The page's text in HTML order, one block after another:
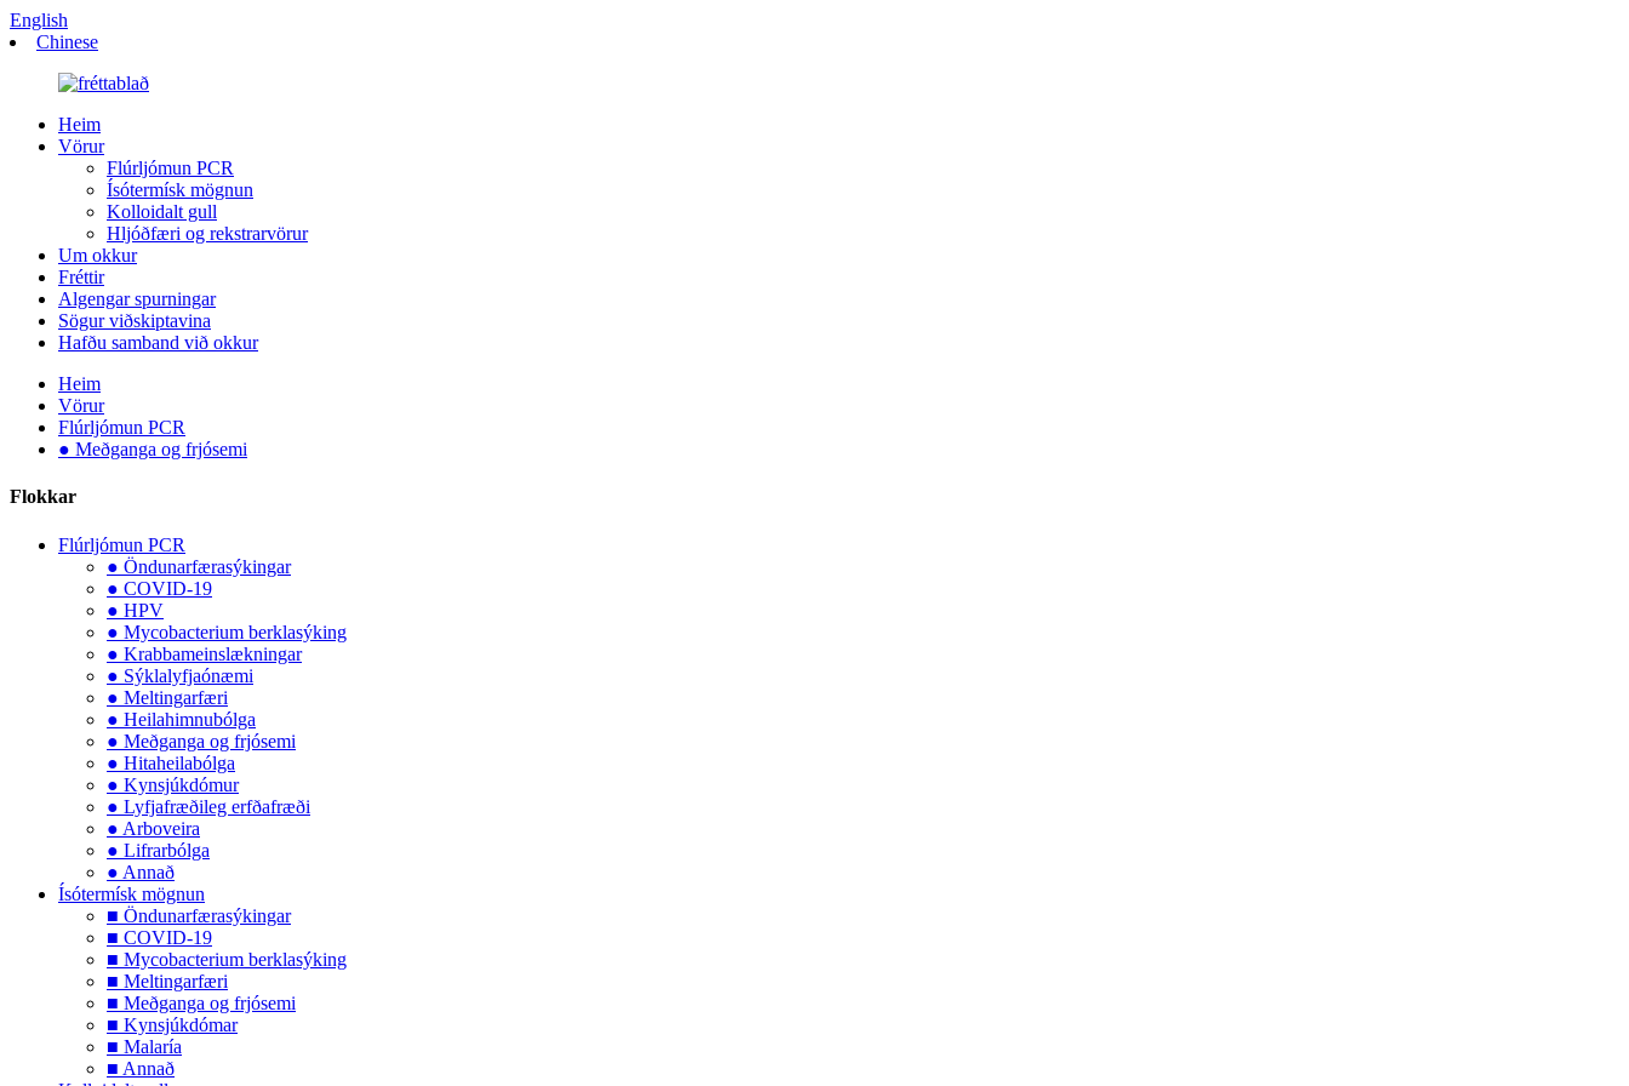
English
Chinese
Heim
Vörur
Flúrljómun PCR
Ísótermísk mögnun
Kolloidalt gull
Hljóðfæri og rekstrarvörur
Um okkur
Fréttir
Algengar spurningar
Sögur viðskiptavina
Hafðu samband við okkur
Heim
Vörur
Flúrljómun PCR
● Meðganga og frjósemi
Flokkar
Flúrljómun PCR
● Öndunarfærasýkingar
● COVID-19
● HPV
● Mycobacterium berklasýking
● Krabbameinslækningar
● Sýklalyfjaónæmi
● Meltingarfæri
● Heilahimnubólga
● Meðganga og frjósemi
● Hitaheilabólga
● Kynsjúkdómur
● Lyfjafræðileg erfðafræði
● Arboveira
● Lifrarbólga
● Annað
Ísótermísk mögnun
■ Öndunarfærasýkingar
■ COVID-19
■ Mycobacterium berklasýking
■ Meltingarfæri
■ Meðganga og frjósemi
■ Kynsjúkdómar
■ Malaría
■ Annað